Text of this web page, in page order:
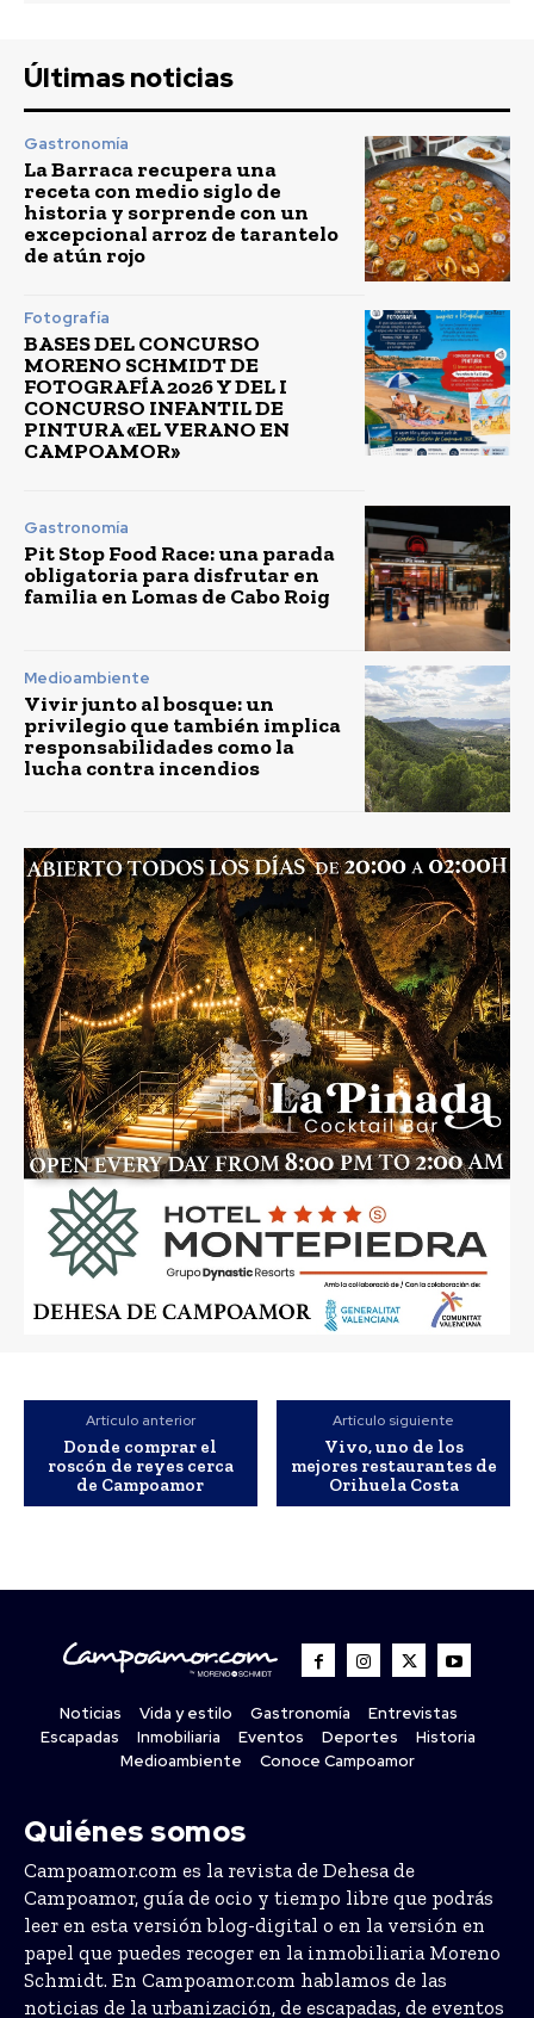
Últimas noticias
Gastronomía
La Barraca recupera una
receta con medio siglo de
historia y sorprende con un
excepcional arroz de tarantelo
de atún rojo
Fotografía
BASES DEL CONCURSO
MORENO SCHMIDT DE
FOTOGRAFÍA 2026 Y DEL I
CONCURSO INFANTIL DE
PINTURA «EL VERANO EN
CAMPOAMOR»
Gastronomía
Pit Stop Food Race: una parada
obligatoria para disfrutar en
familia en Lomas de Cabo Roig
Medioambiente
Vivir junto al bosque: un
privilegio que también implica
responsabilidades como la
lucha contra incendios
Artículo anterior
Donde comprar el
roscón de reyes cerca
de Campoamor
Artículo siguiente
Vivo, uno de los
mejores restaurantes de
Orihuela Costa
Noticias Vida y estilo Gastronomía
Entrevistas
Escapadas
Inmobiliaria Eventos Deportes
Historia
Medioambiente
Conoce Campoamor
Quiénes somos
Campoamor.com es la revista de Dehesa de
Campoamor, guía de ocio y tiempo libre que podrás
leer en esta versión blog-digital o en la versión en
papel que puedes recoger en la inmobiliaria Moreno
Schmidt. En Campoamor.com hablamos de las
noticias de la urbanización, de escapadas, de eventos